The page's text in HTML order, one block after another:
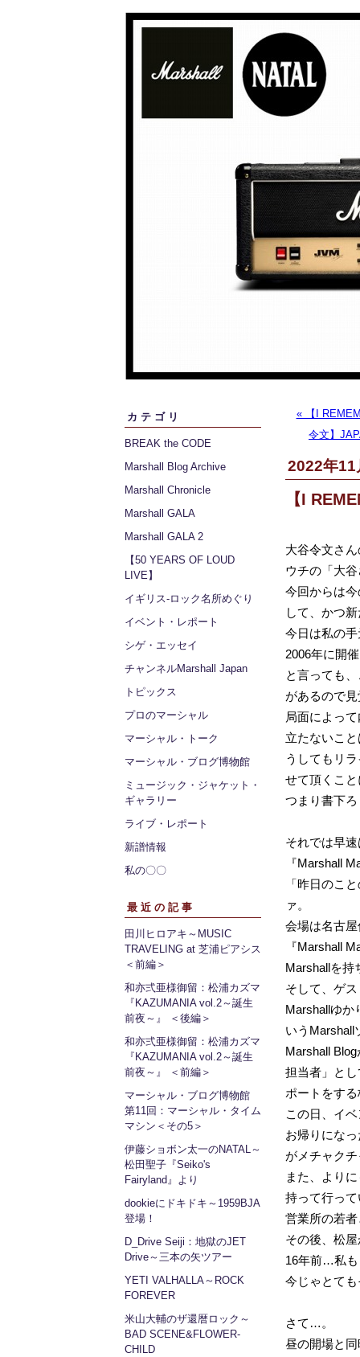
カテゴリ
BREAK the CODE
Marshall Blog Archive
Marshall Chronicle
Marshall GALA
Marshall GALA 2
【50 YEARS OF LOUD
LIVE】
イギリス‐ロック名所めぐり
イベント・レポート
シゲ・エッセイ
チャンネルMarshall Japan
トピックス
プロのマーシャル
マーシャル・トーク
マーシャル・ブログ博物館
ミュージック・ジャケット・
ギャラリー
ライブ・レポート
新譜情報
私の〇〇
最近の記事
田川ヒロアキ～MUSIC
TRAVELING at 芝浦ピアシス
＜前編＞
和亦弍亜様御留：松浦カズマ
『KAZUMANIA vol.2～誕生
前夜～』 ＜後編＞
和亦弍亜様御留：松浦カズマ
『KAZUMANIA vol.2～誕生
前夜～』 ＜前編＞
マーシャル・ブログ博物館
第11回：マーシャル・タイム
マシン＜その5＞
伊藤ショボン太一のNATAL～
松田聖子『Seiko's
Fairyland』より
dookieにドキドキ～1959BJA
登場！
D_Drive Seiji：地獄のJET
Drive～三本の矢ツアー
YETI VALHALLA～ROCK
FOREVER
米山大輔のザ還暦ロック～
BAD SCENE&FLOWER-
CHILD
« 【I
令文】
2022年11
【I
大谷令文さ
ウチの「大
今回からは
して、かつ
今日は私の
2006年に開
と言っても
があるので
局面によっ
立たないこ
うしてもリ
せて頂くこ
つまり書下
それでは早
『Marshall
「昨日のこ
ァ。
会場は名古
『Marshall
Marshallを持
そして、ゲ
Marshallゆ
いうMarshall
Marshall
担当者」と
ポートをす
この日、イ
お帰りにな
がメチャク
また、より
持って行っ
営業所の若
その後、松
16年前…私も
今じゃとて
さて…。
昼の開場と